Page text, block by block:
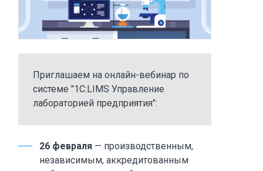
Приглашаем на онлайн-вебинар по
системе "1С:LIMS Управление
лабораторией предприятия":
26 февраля — производственным,
независимым, аккредитованным